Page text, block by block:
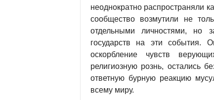
неоднократно распространяли
сообщество возмутили не
отдельными личностями, но
государств на эти события.
оскорбление чувств
религиозную рознь, остались
ответную бурную реакцию
всему миру.